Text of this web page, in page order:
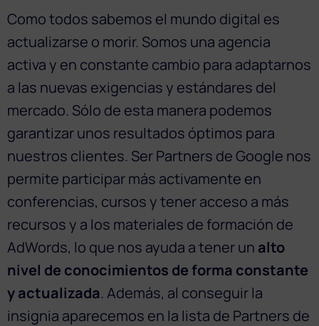
Como todos sabemos el mundo digital es
actualizarse o morir. Somos una agencia
activa y en constante cambio para adaptarnos
a las nuevas exigencias y estándares del
mercado. Sólo de esta manera podemos
garantizar unos resultados óptimos para
nuestros clientes. Ser Partners de Google nos
permite participar más activamente en
conferencias, cursos y tener acceso a más
recursos y a los materiales de formación de
AdWords, lo que nos ayuda a tener un alto
nivel de conocimientos de forma constante
y actualizada. Además, al conseguir la
insignia aparecemos en la lista de Partners de